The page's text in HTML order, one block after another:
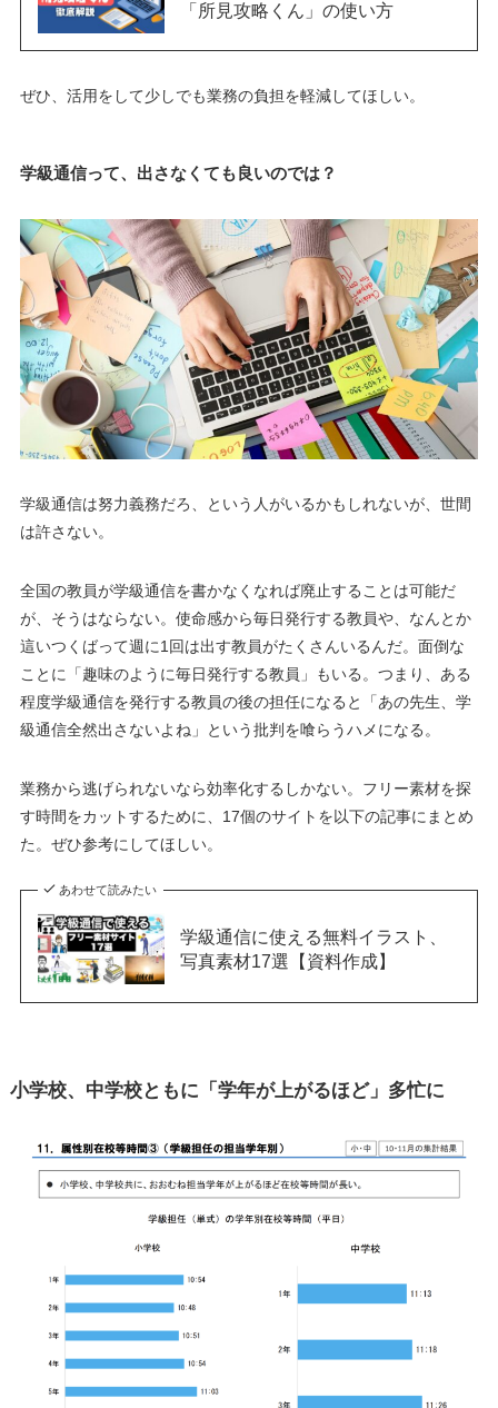
「所見攻略くん」の使い方
ぜひ、活用をして少しでも業務の負担を軽減してほしい。
学級通信って、出さなくても良いのでは？
学級通信は努力義務だろ、という人がいるかもしれないが、世間
は許さない。
全国の教員が学級通信を書かなくなれば廃止することは可能だ
が、そうはならない。使命感から毎日発行する教員や、なんとか
這いつくばって週に1回は出す教員がたくさんいるんだ。面倒な
ことに「趣味のように毎日発行する教員」もいる。つまり、ある
程度学級通信を発行する教員の後の担任になると「あの先生、学
級通信全然出さないよね」という批判を喰らうハメになる。
業務から逃げられないなら効率化するしかない。フリー素材を探
す時間をカットするために、17個のサイトを以下の記事にまとめ
た。ぜひ参考にしてほしい。
あわせて読みたい
学級通信に使える無料イラスト、
写真素材17選【資料作成】
小学校、中学校ともに「学年が上がるほど」多忙に